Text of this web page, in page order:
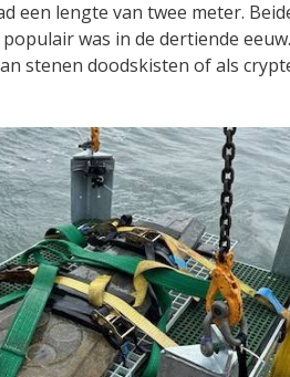
een lengte van twee meter.
was in de dertiende
stenen doodskisten of als